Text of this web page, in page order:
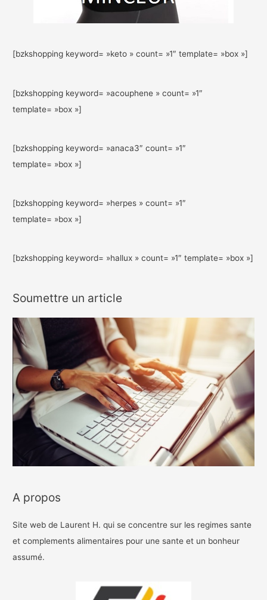
[bzkshopping keyword= »keto » count= »1″ template= »box »]
[bzkshopping keyword= »acouphene » count= »1″
template= »box »]
[bzkshopping keyword= »anaca3″ count= »1″
template= »box »]
[bzkshopping keyword= »herpes » count= »1″
template= »box »]
[bzkshopping keyword= »hallux » count= »1″ template= »box »]
Soumettre un article
A propos
Site web de Laurent H. qui se concentre sur les regimes sante
et complements alimentaires pour une sante et un bonheur
assumé.